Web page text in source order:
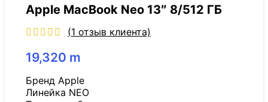
Apple MacBook Neo 13″ 8/512 ГБ
(1 отзыв клиента)
19,320 m
Бренд Apple
Линейка NEO